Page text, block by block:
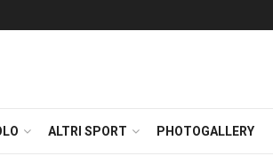
ALTRI SPORT PHOTOGALLERY